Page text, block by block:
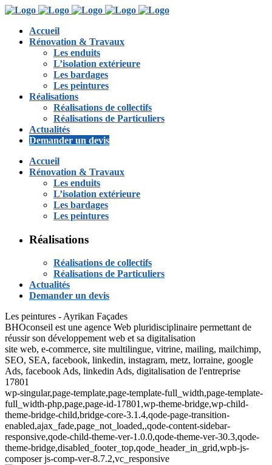
Accueil
Rénovation & Travaux
Les enduits
L’isolation extérieure
Les bardages
Les peintures
Réalisations
Réalisations de collectifs
Réalisations de Particuliers
Actualités
Demander un devis
Accueil
Rénovation & Travaux
Les enduits
L’isolation extérieure
Les bardages
Les peintures
Réalisations
Réalisations de collectifs
Réalisations de Particuliers
Actualités
Demander un devis
Les peintures - Ayrikan Façades
BHOconseil est une agence Web pluridisciplinaire permettant de
réussir son développement web et sa digitalisation
site web, e-commerce, site multilingue, vitrine, mailing, mailchimp,
SEO, SEA, facebook, linkedin, instagram, metz, lorraine, google
Ads, facebook Ads, linkedin Ads, digitalisation de l'entreprise
17801
wp-singular,page-template,page-template-full_width,page-template-
full_width-php,page,page-id-17801,wp-theme-bridge,wp-child-
theme-bridge-child,bridge-core-3.1.4,qode-page-transition-
enabled,ajax_fade,page_not_loaded,,qode-content-sidebar-
responsive,qode-child-theme-ver-1.0.0,qode-theme-ver-30.3,qode-
theme-bridge,disabled_footer_top,qode_header_in_grid,wpb-js-
composer js-comp-ver-8.7.2,vc_responsive